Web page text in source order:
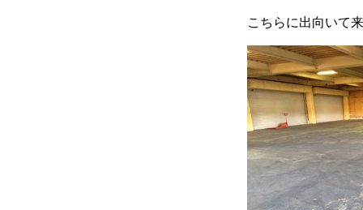
こちらに出向いて